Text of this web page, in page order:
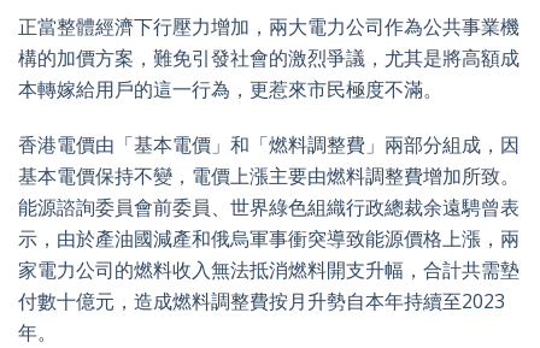
正當整體經濟下行壓力增加，兩大電力公司作為公共事業機
構的加價方案，難免引發社會的激烈爭議，尤其是將高額成
本轉嫁給用戶的這一行為，更惹來市民極度不滿。
香港電價由「基本電價」和「燃料調整費」兩部分組成，因
基本電價保持不變，電價上漲主要由燃料調整費增加所致。
能源諮詢委員會前委員、世界綠色組織行政總裁余遠騁曾表
示，由於產油國減產和俄烏軍事衝突導致能源價格上漲，兩
家電力公司的燃料收入無法抵消燃料開支升幅，合計共需墊
付數十億元，造成燃料調整費按月升勢自本年持續至2023
年。